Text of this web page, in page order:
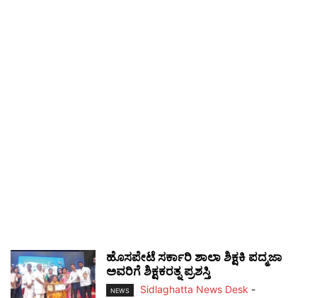
ಹೊಸಪೇಟೆ ಸರ್ಕಾರಿ ಶಾಲಾ ಶಿಕ್ಷಕಿ ಪದ್ಮಜಾ
ಅವರಿಗೆ ಶಿಕ್ಷಕರತ್ನ ಪ್ರಶಸ್ತಿ
NEWS Sidlaghatta News Desk -